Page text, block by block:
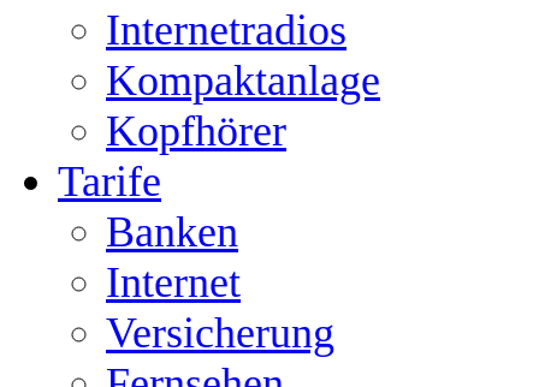
Internetradios
Kompaktanlage
Kopfhörer
Tarife
Banken
Internet
Versicherung